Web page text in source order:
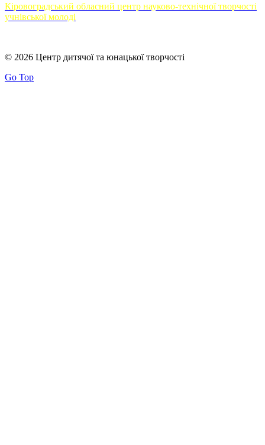
Кіровоградський обласний центр науково-технічної творчості
учнівської молоді
© 2026 Центр дитячої та юнацької творчості
Go Top